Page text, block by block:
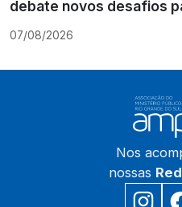
debate novos desafios
07/08/2026
Nos
nossas